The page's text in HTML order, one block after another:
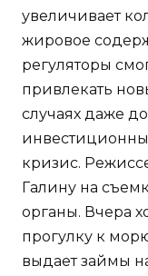
увеличивает
жировое
регуляторы
привлекать
случаях даже
кризис.
Галину на
органы. Вчера
прогулку к
выдает займы